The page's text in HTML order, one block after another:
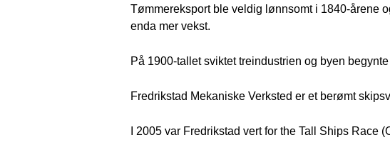
Tømmereksport ble veldig lønnsomt i 1840-årene
enda mer vekst.
På 1900-tallet sviktet treindustrien og byen
Fredrikstad Mekaniske Verksted er et berømt
I 2005 var Fredrikstad vert for the Tall Ships Race